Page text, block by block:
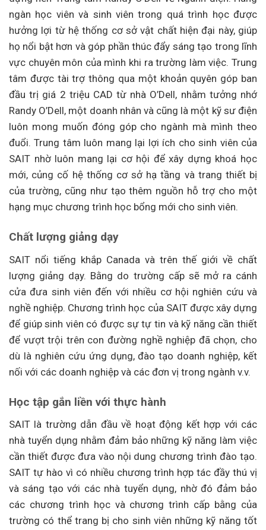
ngàn học viên và sinh viên trong quá trình học được
hưởng lợi từ hệ thống cơ sở vật chất hiện đại này, giúp
họ nổi bật hơn và góp phần thúc đẩy sáng tạo trong lĩnh
vực chuyên môn của mình khi ra trường làm việc. Trung
tâm được tài trợ thông qua một khoản quyên góp ban
đầu trị giá 2 triệu CAD từ nhà O’Dell, nhằm tưởng nhớ
Randy O’Dell, một doanh nhân và cũng là một kỹ sư điện
luôn mong muốn đóng góp cho ngành mà mình theo
đuổi. Trung tâm luôn mang lại lợi ích cho sinh viên của
SAIT nhờ luôn mang lại cơ hội để xây dựng khoá học
mới, củng cố hệ thống cơ sở hạ tầng và trang thiết bị
của trường, cũng như tạo thêm nguồn hỗ trợ cho một
hạng mục chương trình học bổng mới cho sinh viên.
Chất lượng giảng dạy
SAIT nổi tiếng khắp Canada và trên thế giới về chất
lượng giảng dạy. Bằng do trường cấp sẽ mở ra cánh
cửa đưa sinh viên đến với nhiều cơ hội nghiên cứu và
nghề nghiệp. Chương trình học của SAIT được xây dựng
để giúp sinh viên có được sự tự tin và kỹ năng cần thiết
để vượt trội trên con đường nghề nghiệp đã chọn, cho
dù là nghiên cứu ứng dụng, đào tạo doanh nghiệp, kết
nối với các doanh nghiệp và các đơn vị trong ngành v.v.
Học tập gắn liền với thực hành
SAIT là trường dẫn đầu về hoạt động kết hợp với các
nhà tuyển dụng nhằm đảm bảo những kỹ năng làm việc
cần thiết được đưa vào nội dung chương trình đào tạo.
SAIT tự hào vì có nhiều chương trình hợp tác đầy thú vị
và sáng tạo với các nhà tuyển dụng, nhờ đó đảm bảo
các chương trình học và chương trình cấp bằng của
trường có thể trang bị cho sinh viên những kỹ năng tốt